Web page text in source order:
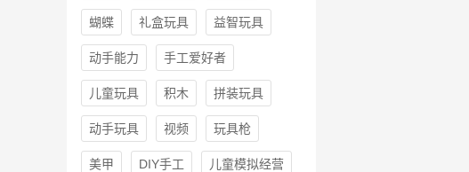
蝴蝶 礼盒玩具 益智玩具
动手能力 手工爱好者
儿童玩具 积木 拼装玩具
动手玩具 视频 玩具枪
美甲 DIY手工 儿童模拟经营